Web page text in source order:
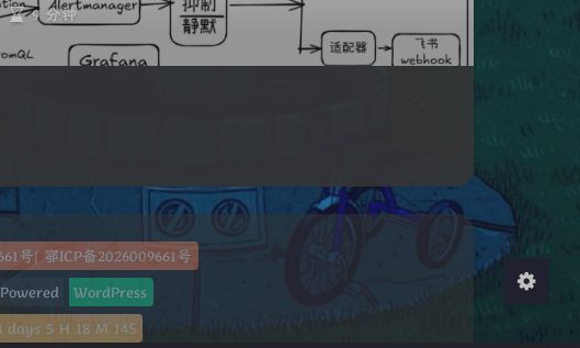
浅阴影 深阴影
9 分钟
号| 鄂ICP备2026009661号
Powered
WordPress
days 5 H 18 M 15S